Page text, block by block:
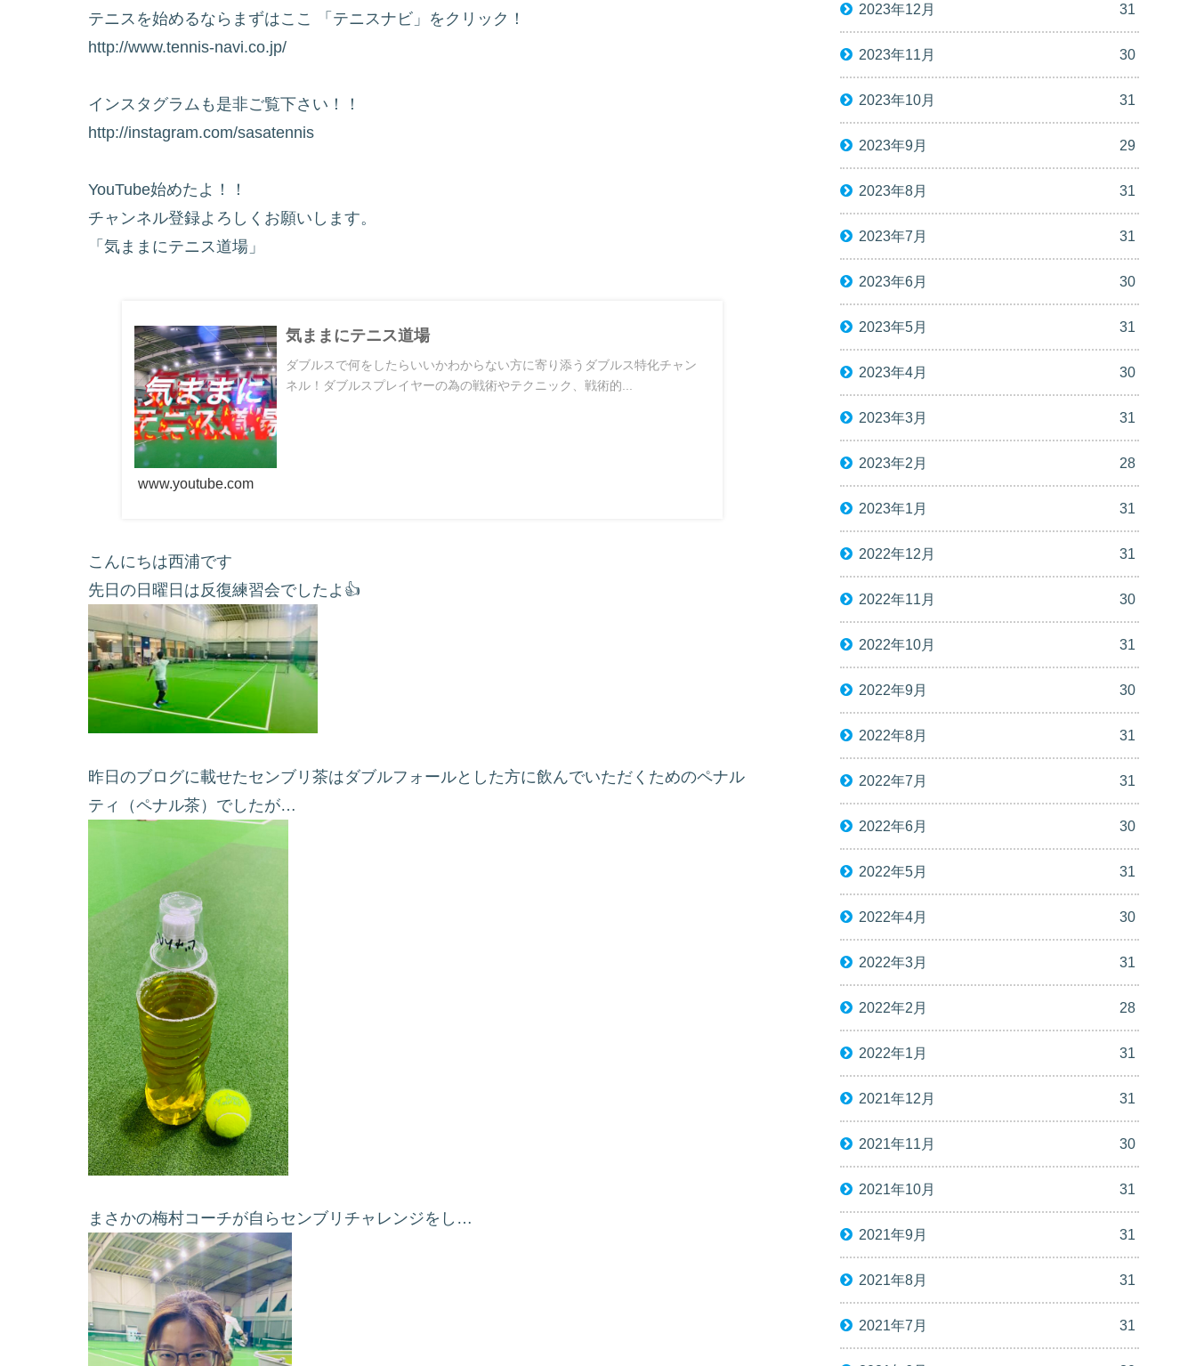
テニスを始めるならまずはここ 「テニスナビ」をクリック！
http://www.tennis-navi.co.jp/
インスタグラムも是非ご覧下さい！！
http://instagram.com/sasatennis
YouTube始めたよ！！
チャンネル登録よろしくお願いします。
「気ままにテニス道場」
気ままにテニス道場
ダブルスで何をしたらいいかわからない方に寄り添うダブルス特化チャン
ネル！ダブルスプレイヤーの為の戦術やテクニック、戦術的...
www.youtube.com
こんにちは西浦です
先日の日曜日は反復練習会でしたよ👍
昨日のブログに載せたセンブリ茶はダブルフォールとした方に飲んでいただくためのペナル
ティ（ペナル茶）でしたが…
まさかの梅村コーチが自らセンブリチャレンジをし…
2023年12月 31
2023年11月 30
2023年10月 31
2023年9月 29
2023年8月 31
2023年7月 31
2023年6月 30
2023年5月 31
2023年4月 30
2023年3月 31
2023年2月 28
2023年1月 31
2022年12月 31
2022年11月 30
2022年10月 31
2022年9月 30
2022年8月 31
2022年7月 31
2022年6月 30
2022年5月 31
2022年4月 30
2022年3月 31
2022年2月 28
2022年1月 31
2021年12月 31
2021年11月 30
2021年10月 31
2021年9月 31
2021年8月 31
2021年7月 31